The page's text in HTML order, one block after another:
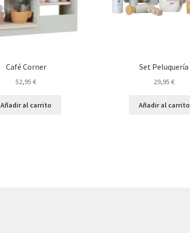
Café Corner
52,95€
Añadir al carrito
Set Peluquería
29,95 €
Añadir al carrito